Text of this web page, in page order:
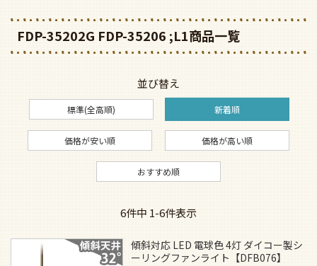
FDP-35202G FDP-35206 ;L1商品一覧
並び替え
標準(全高順) 新着順
価格が安い順 価格が高い順
おすすめ順
6件中 1-6件表示
傾斜対応 LED 電球色 4灯 ダイコー製シ
ーリングファンライト【DFB076】